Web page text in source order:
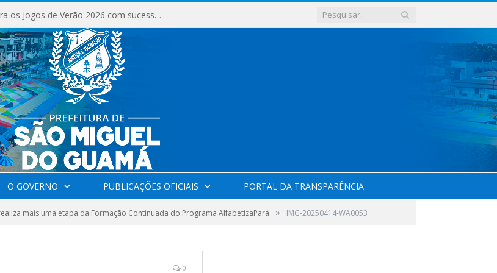
São Miguel do Guamá encerra os Jogos de Verão 2026 com sucesso de público e competições.
O GOVERNO PUBLICAÇÕES OFICIAIS PORTAL DA TRANSPARÊNCIA
mais uma etapa da Formação Continuada do Programa AlfabetizaPará » IMG-20250414-WA0053
0